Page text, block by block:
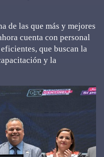
de las que más y mejores
cuenta con personal
que buscan la
y la